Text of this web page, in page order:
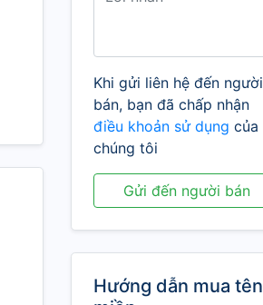
Khi gửi liên hệ đến người
bán, bạn đã chấp nhận
điều khoản sử dụng của
chúng tôi
Gửi đến người bán
Hướng dẫn mua tên